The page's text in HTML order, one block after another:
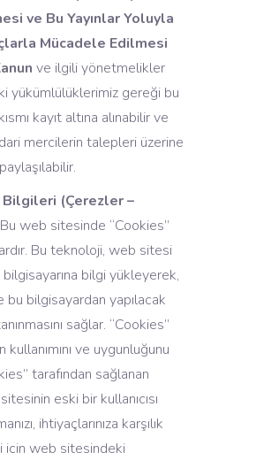
ve Bu Yayınlar Yoluyla
Mücadele Edilmesi
ve ilgili yönetmelikler
yükümlülüklerimiz gereği bu
kayıt altına alınabilir ve
mercilerin talepleri üzerine
Bilgileri (Çerezler –
web sitesinde “Cookies”
Bu teknoloji, web sitesi
bilgisayarına bilgi yükleyerek,
bilgisayardan yapılacak
sağlar. “Cookies”
ve uygunluğunu
tarafından sağlanan
eski bir kullanıcısı
ihtiyaçlarınıza karşılık
için web sitesindeki